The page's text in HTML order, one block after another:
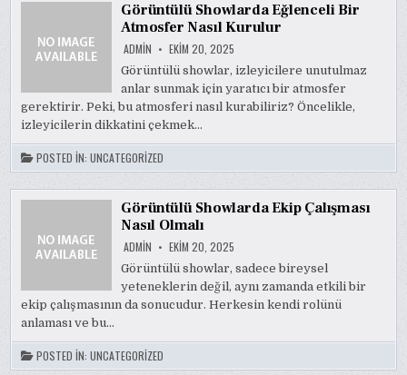
Görüntülü Showlarda Eğlenceli Bir
Atmosfer Nasıl Kurulur
ADMIN EKIM 20, 2025
Görüntülü showlar, izleyicilere unutulmaz
anlar sunmak için yaratıcı bir atmosfer
gerektirir. Peki, bu atmosferi nasıl kurabiliriz? Öncelikle,
izleyicilerin dikkatini çekmek…
POSTED IN:UNCATEGORIZED
Görüntülü Showlarda Ekip Çalışması
Nasıl Olmalı
ADMIN EKIM 20, 2025
Görüntülü showlar, sadece bireysel
yeteneklerin değil, aynı zamanda etkili bir
ekip çalışmasının da sonucudur. Herkesin kendi rolünü
anlaması ve bu…
POSTED IN:UNCATEGORIZED